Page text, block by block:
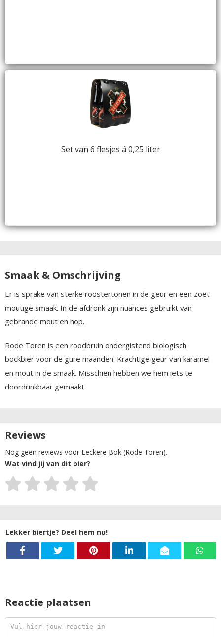
Set van 6 flesjes á 0,25 liter
Smaak & Omschrijving
Er is sprake van sterke roostertonen in de geur en een zoet
moutige smaak. In de afdronk zijn nuances gebruikt van
gebrande mout en hop.
Rode Toren is een roodbruin ondergistend biologisch
bockbier voor de gure maanden. Krachtige geur van karamel
en mout in de smaak. Misschien hebben we hem iets te
doordrinkbaar gemaakt.
Reviews
Nog geen reviews voor Leckere Bok (Rode Toren).
Wat vind jij van dit bier?
Lekker biertje? Deel hem nu!
Reactie plaatsen